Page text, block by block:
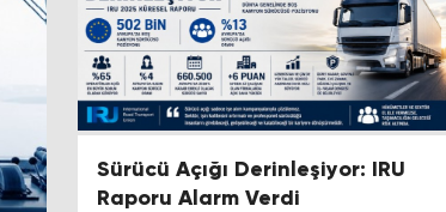
Sürücü Açığı Derinleşiyor: IRU
Raporu Alarm Verdi